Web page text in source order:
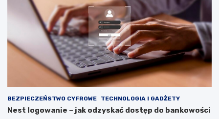
BEZPIECZEŃSTWO CYFROWE TECHNOLOGIA I GADŻETY
Nest logowanie – jak odzyskać dostęp do bankowości